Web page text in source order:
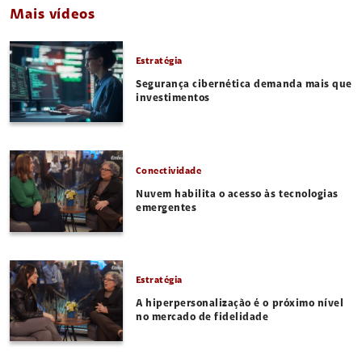
Mais vídeos
Estratégia
Segurança cibernética demanda mais que
investimentos
Conectividade
Nuvem habilita o acesso às tecnologias
emergentes
Estratégia
A hiperpersonalização é o próximo nível
no mercado de fidelidade